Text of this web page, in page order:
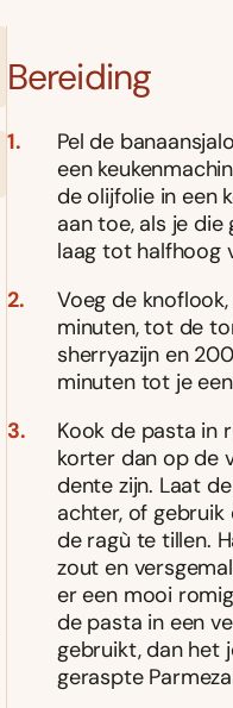
Bereiding
Pel de
een
de olijfolie in een
aan toe, als je
laag tot halfhoog
Voeg de
minuten, tot de
sherryazijn en
minuten tot je
Kook de pasta in
korter dan op de
dente zijn. Laat
achter, of
de ragù te tillen.
zout en
er een mooi
de pasta in een
gebruikt, dan het
geraspte